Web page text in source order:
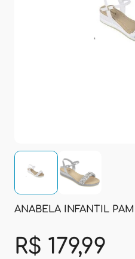
ANABELA INFANTIL
R$ 179,99